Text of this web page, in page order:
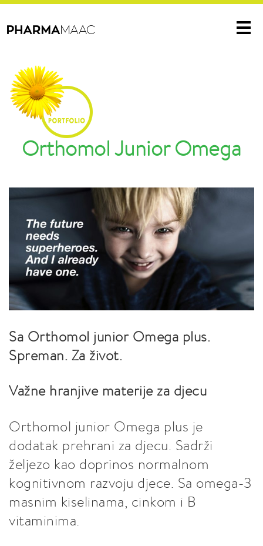
Orthomol Junior Omega
Sa Orthomol junior Omega plus.
Spreman. Za život.
Važne hranjive materije za djecu
Orthomol junior Omega plus je
dodatak prehrani za djecu. Sadrži
željezo kao doprinos normalnom
kognitivnom razvoju djece. Sa omega-3
masnim kiselinama, cinkom i B
vitaminima.